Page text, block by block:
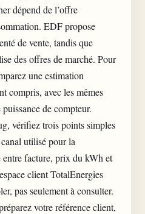
dépend de l’offre
EDF propose
de vente, tandis que
des offres de marché. Pour
une estimation
compris, avec les mêmes
de compteur.
vérifiez trois points simples
utilisé pour la
facture, prix du kWh et
client TotalEnergies
pas seulement à consulter.
votre référence client,